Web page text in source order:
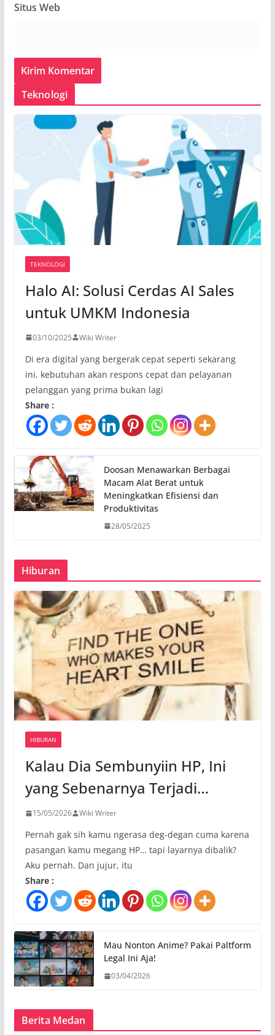
Situs Web
Teknologi
TEKNOLOGI
Halo AI: Solusi Cerdas AI Sales
untuk UMKM Indonesia
03/10/2025 Wiki Writer
Di era digital yang bergerak cepat seperti sekarang
ini, kebutuhan akan respons cepat dan pelayanan
pelanggan yang prima bukan lagi
Share :
Doosan Menawarkan Berbagai
Macam Alat Berat untuk
Meningkatkan Efisiensi dan
Produktivitas
28/05/2025
Hiburan
HIBURAN
Kalau Dia Sembunyiin HP, Ini
yang Sebenarnya Terjadi…
15/05/2026 Wiki Writer
Pernah gak sih kamu ngerasa deg-degan cuma karena
pasangan kamu megang HP… tapi layarnya dibalik?
Aku pernah. Dan jujur, itu
Share :
Mau Nonton Anime? Pakai Paltform
Legal Ini Aja!
03/04/2026
Berita Medan